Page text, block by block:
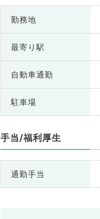
勤務地
最寄り駅
自動車通勤
駐車場
手当/福利厚生
通勤手当